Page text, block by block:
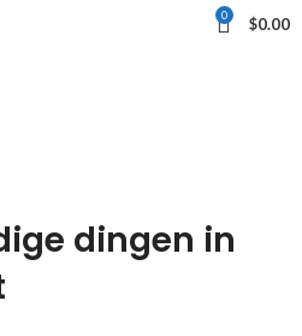
0 $0.00
dingen in